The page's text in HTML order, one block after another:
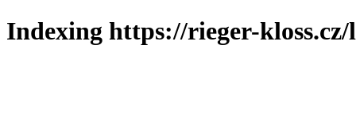
Indexing https://rieger-